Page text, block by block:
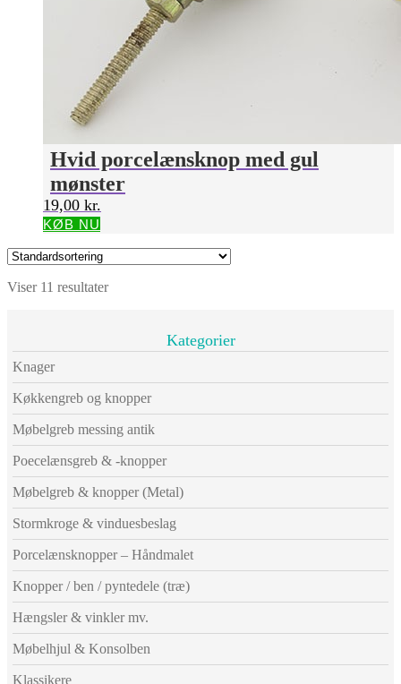
Hvid porcelænsknop med gul
mønster
19,00 kr.
KØB NU
Viser 11 resultater
Kategorier
Knager
Køkkengreb og knopper
Møbelgreb messing antik
Poecelænsgreb & -knopper
Møbelgreb & knopper (Metal)
Stormkroge & vinduesbeslag
Porcelænsknopper – Håndmalet
Knopper / ben / pyntedele (træ)
Hængsler & vinkler mv.
Møbelhjul & Konsolben
Klassikere